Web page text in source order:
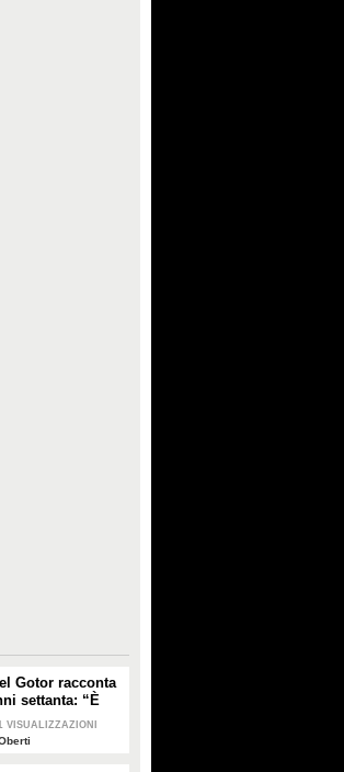
Gotor racconta
settanta: “È
decennio che
l'Italia”
VISUALIZZAZIONI